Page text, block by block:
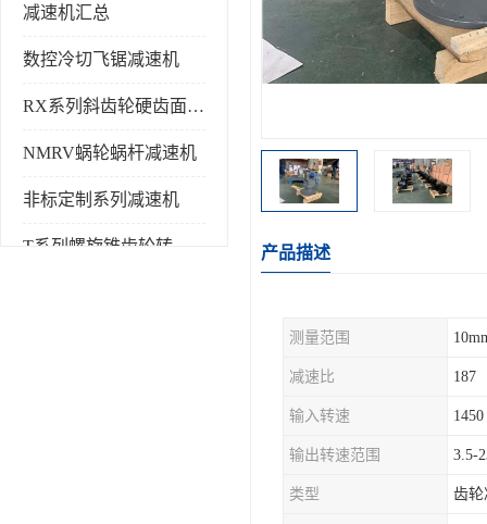
减速机汇总
数控冷切飞锯减速机
RX系列斜齿轮硬齿面减速机
NMRV蜗轮蜗杆减速机
非标定制系列减速机
产品描述
测量范围
减速比 187
输入转速
输出转速范围 3.5-
类型 齿轮